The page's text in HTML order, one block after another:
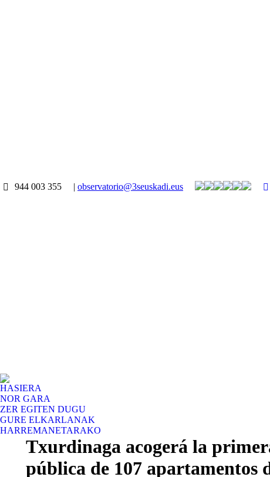
944 003 355 | observatorio@3seuskadi.eus
HASIERA
NOR GARA
ZER EGITEN DUGU
GURE ELKARLANAK
HARREMANETARAKO
Txurdinaga acogerá la
pública de 107 apartamentos